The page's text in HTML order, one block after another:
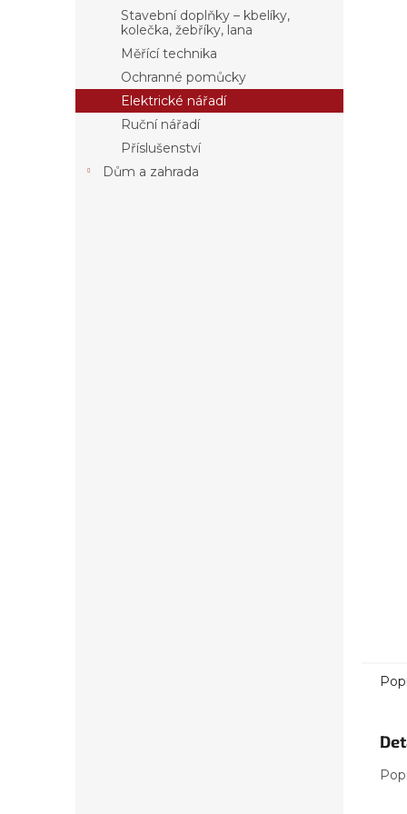
Stavební doplňky – kbelíky,
kolečka, žebříky, lana
Měřící technika
Ochranné pomůcky
Elektrické nářadí
Ruční nářadí
Příslušenství
Dům a zahrada